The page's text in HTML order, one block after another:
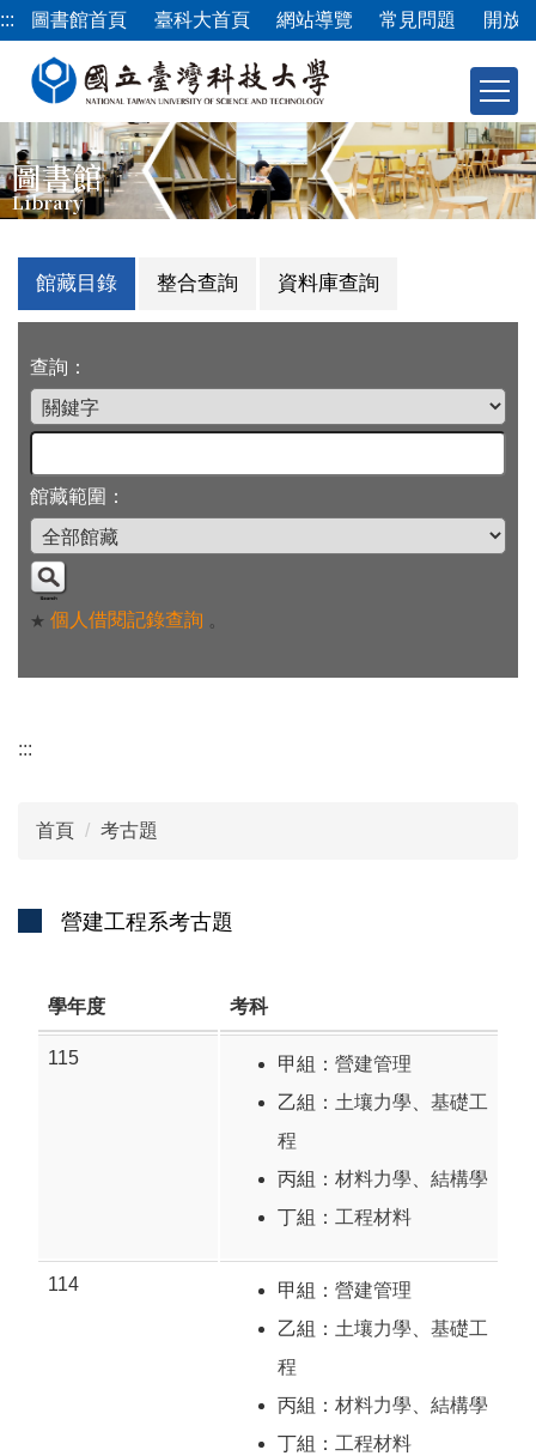
跳
到
內
容
區
::: 圖書館首頁 臺科大首頁 網站導覽 常見問題 開放
圖書館
Library
館藏目錄 整合查詢 資料庫查詢
查詢：
館藏範圍：
★ 個人借閱記錄查詢 。
:::
首頁 考古題
營建工程系考古題
學年度 考科
115 甲組： 營建管理
乙組： 土壤力學
基礎工
程
丙組： 材料力學
結構學
丁組： 工程材料
114 甲組： 營建管理
乙組： 土壤力學
基礎工
程
丙組： 材料力學
結構學
丁組： 工程材料